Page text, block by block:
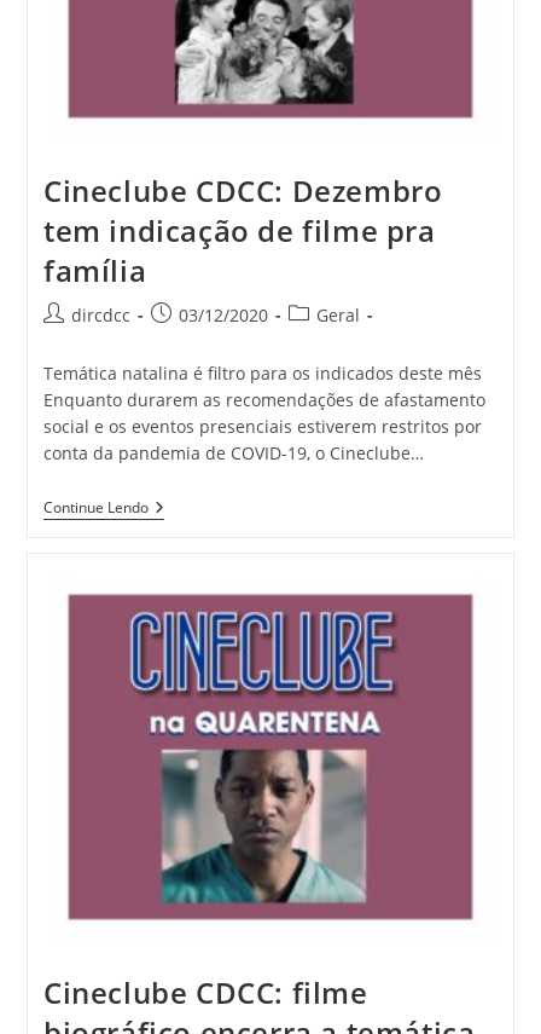
Cineclube CDCC: Dezembro
tem indicação de filme pra
família
dircdcc 03/12/2020 Geral
Temática natalina é filtro para os indicados deste mês
Enquanto durarem as recomendações de afastamento
social e os eventos presenciais estiverem restritos por
conta da pandemia de COVID-19, o Cineclube…
Continue Lendo
Cineclube CDCC: filme